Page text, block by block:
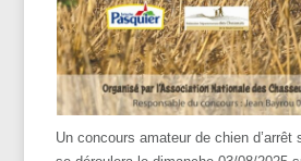
Un concours amateur de chien d’arrêt